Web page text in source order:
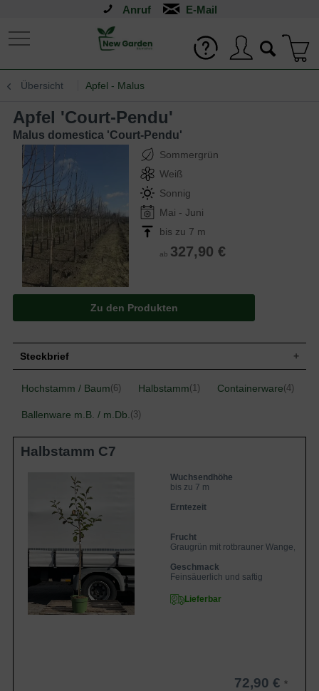
Anruf
Übersicht Apfel - Malus
Apfel 'Court-Pendu'
Malus domestica 'Court-Pendu'
Sommergrün
Weiß
Sonnig
Mai - Juni
bis zu 7 m
ab 327,90 €
Zu den Produkten
Steckbrief
Wuchshöhe bis zu 7 m
Geschmack Feinsäuerlich und saftig
Blüte
Weiß
Blütezeit
Mai - Juni
Hochstamm / Baum(6) Halbstamm(1) Containerware(4)
Ballenware m.B. / m.Db. (3)
Halbstamm C7
Wuchsendhöhe
bis zu 7 m
Erntezeit
Frucht
Graugrün mit rotbrauner Wange,
Geschmack
Feinsäuerlich und saftig
Lieferbar
72,90 €